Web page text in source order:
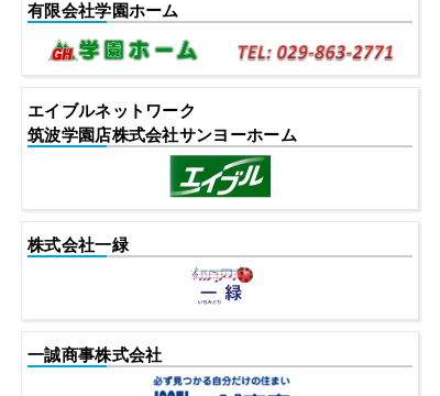
有限会社学園ホーム
エイブルネットワーク
筑波学園店株式会社サンヨーホーム
株式会社一緑
一誠商事株式会社